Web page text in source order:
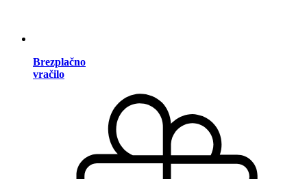
Brezplačno
vračilo